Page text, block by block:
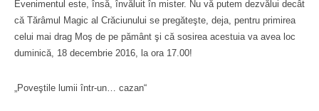
Evenimentul este, însă, învăluit în mister. Nu vă putem dezvălui decât
că Tărâmul Magic al Crăciunului se pregăteşte, deja, pentru primirea
celui mai drag Moş de pe pământ şi că sosirea acestuia va avea loc
duminică, 18 decembrie 2016, la ora 17.00!
„Poveştile lumii într-un… cazan“